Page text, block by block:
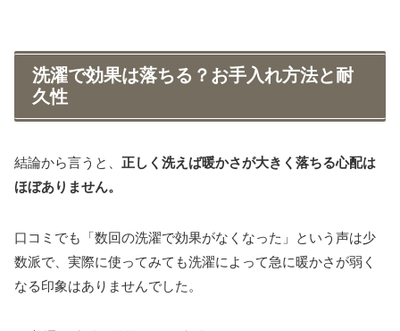
洗濯で効果は落ちる？お手入れ方法と耐
久性
結論から言うと、 正しく洗えば暖かさが大きく落ちる心配は
ほぼありません。
口コミでも「数回の洗濯で効果がなくなった」という声は少
数派で、実際に使ってみても洗濯によって急に暖かさが弱く
なる印象はありませんでした。